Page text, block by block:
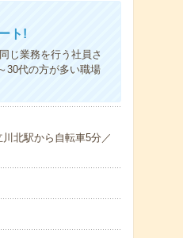
ト!
じ業務を行う社員さ
30代の方が多い職場
北駅から自転車5分／